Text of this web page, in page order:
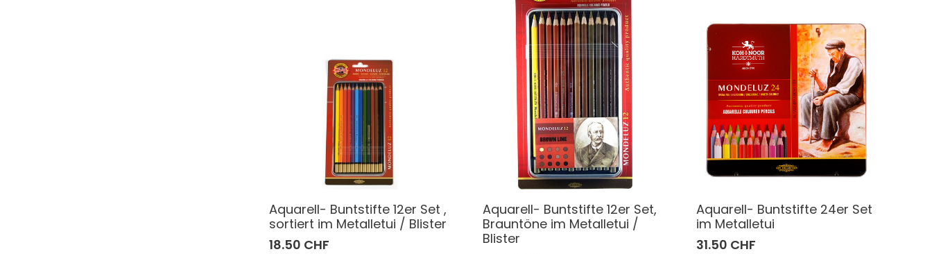
Aquarell- Buntstifte 12er Set ,
sortiert im Metalletui / Blister
18.50 CHF
Aquarell- Buntstifte 12er Set,
Brauntöne im Metalletui /
Blister
Aquarell- Buntstifte 24er Set
im Metalletui
31.50 CHF